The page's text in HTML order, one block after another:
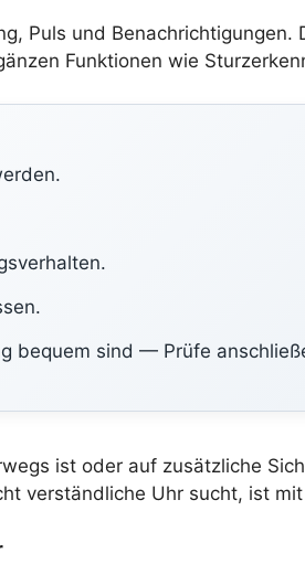
Puls und
Funktionen wie
bequem sind — Prüfe
ist oder auf zusätzliche
verständliche Uhr sucht, ist